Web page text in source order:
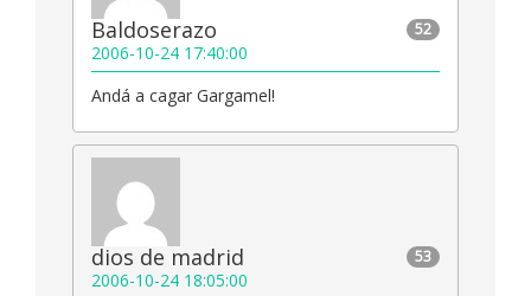
52
Baldoserazo
2006-10-24 17:40:00
Andá a cagar Gargamel!
53
dios de madrid
2006-10-24 18:05:00